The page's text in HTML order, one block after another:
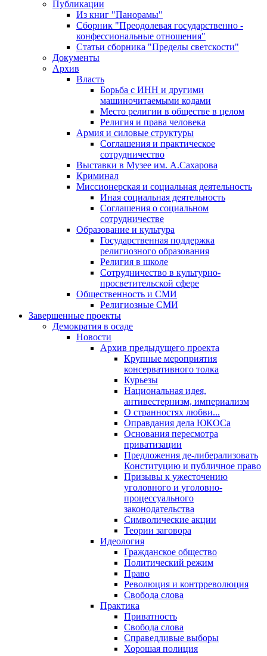
Публикации
Из книг "Панорамы"
Сборник "Преодолевая государственно -
конфессиональные отношения"
Статьи сборника "Пределы светскости"
Документы
Архив
Власть
Борьба с ИНН и другими
машиночитаемыми кодами
Место религии в обществе в целом
Религия и права человека
Армия и силовые структуры
Соглашения и практическое
сотрудничество
Выставки в Музее им. А.Сахарова
Криминал
Миссионерская и социальная деятельность
Иная социальная деятельность
Соглашения о социальном
сотрудничестве
Образование и культура
Государственная поддержка
религиозного образования
Религия в школе
Сотрудничество в культурно-
просветительской сфере
Общественность и СМИ
Религиозные СМИ
Завершенные проекты
Демократия в осаде
Новости
Архив предыдущего проекта
Крупные мероприятия
консервативного толка
Курьезы
Национальная идея,
антивестернизм, империализм
О странностях любви...
Оправдания дела ЮКОСа
Основания пересмотра
приватизации
Предложения де-либерализовать
Конституцию и публичное право
Призывы к ужесточению
уголовного и уголовно-
процессуального
законодательства
Символические акции
Теории заговора
Идеология
Гражданское общество
Политический режим
Право
Революция и контрреволюция
Свобода слова
Практика
Приватность
Свобода слова
Справедливые выборы
Хорошая полиция